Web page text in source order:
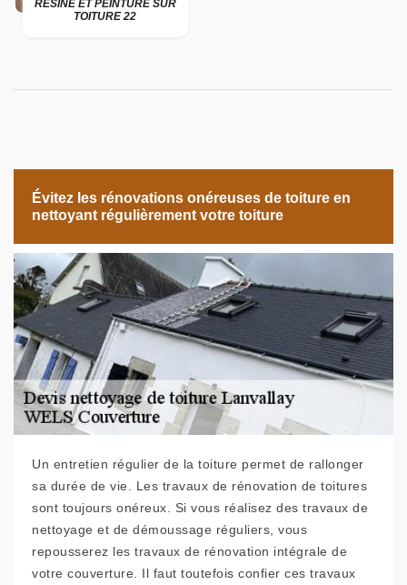
RÉSINE ET PEINTURE SUR
TOITURE 22
Évitez les rénovations onéreuses de toiture en
nettoyant régulièrement votre toiture
Un entretien régulier de la toiture permet de rallonger
sa durée de vie. Les travaux de rénovation de toitures
sont toujours onéreux. Si vous réalisez des travaux de
nettoyage et de démoussage réguliers, vous
repousserez les travaux de rénovation intégrale de
votre couverture. Il faut toutefois confier ces travaux